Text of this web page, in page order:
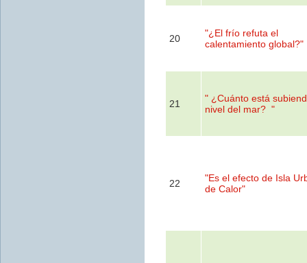
20
"¿El frío refuta el
calentamiento global?"
21
" ¿Cuánto está
nivel del mar? "
22
"Es el efecto de Isla
de Calor"